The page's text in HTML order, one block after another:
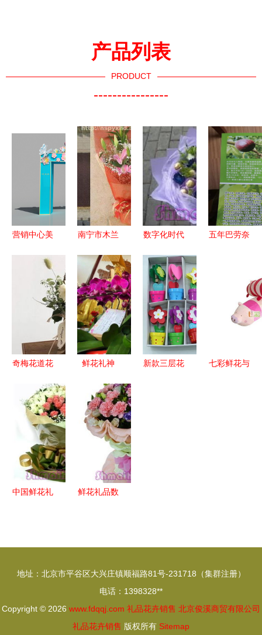
产品列表
PRODUCT
----------------
营销中心美
卉礼品如何
精准提升销
售转化
南宁市木兰
花卉热卖促
销分析报告
数字化时代
鲜花礼品与
专递服务的
价值重塑
五年巴劳奈
今年头条礼
品花卉销售
新趋势
奇梅花道花
倒计时 超
多花礼任你
选,让老妈
秒杀隔壁王
阿姨
鲜花礼神
主殿神前鲜
花接受供养
新款三层花
七彩鲜花与
中国鲜花礼
鲜花礼品数
地址：北京市平谷区大兴庄镇顺福路81号-231718（集群注册）
电话：1398328**
Copyright © 2026 www.fdqqj.com 礼品花卉销售 北京俊溪商贸有限公司
礼品花卉销售 版权所有 Sitemap